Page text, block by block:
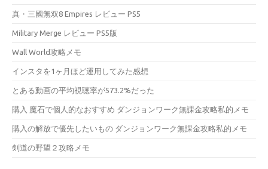
真・三國無双8 Empires レビュー PS5
Military Merge レビュー PS5版
Wall World攻略メモ
インスタを1ヶ月ほど運用してみた感想
とある動画の平均視聴率が573.2%だった
購入 魔石で個人的なおすすめ ダンジョンワーク無課金攻略私的メモ
購入の解放で優先したいもの ダンジョンワーク無課金攻略私的メモ
剣道の野望２攻略メモ